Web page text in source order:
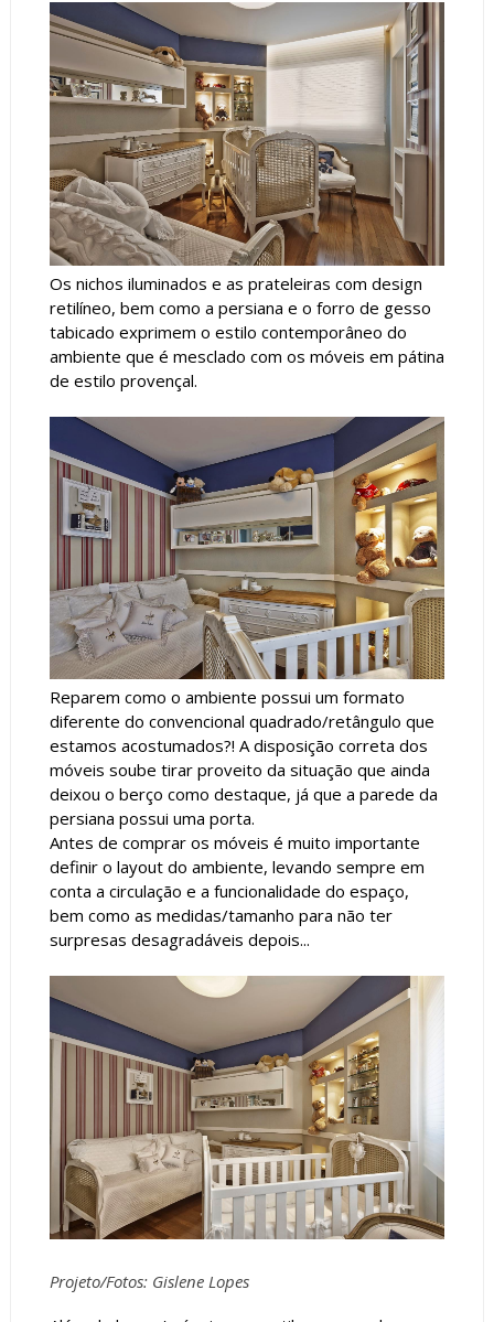
Os nichos iluminados e as prateleiras com design
retilíneo, bem como a persiana e o forro de gesso
tabicado exprimem o estilo contemporâneo do
ambiente que é mesclado com os móveis em pátina
de estilo provençal.
Reparem como o ambiente possui um formato
diferente do convencional quadrado/retângulo que
estamos acostumados?! A disposição correta dos
móveis soube tirar proveito da situação que ainda
deixou o berço como destaque, já que a parede da
persiana possui uma porta.
Antes de comprar os móveis é muito importante
definir o layout do ambiente, levando sempre em
conta a circulação e a funcionalidade do espaço,
bem como as medidas/tamanho para não ter
surpresas desagradáveis depois...
Projeto/Fotos: Gislene Lopes